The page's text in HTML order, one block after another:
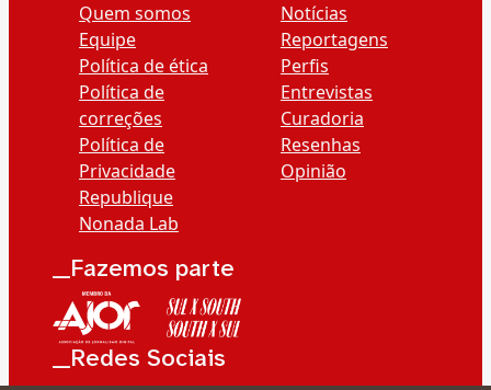
Quem somos
Equipe
Política de ética
Política de
correções
Política de
Privacidade
Republique
Nonada Lab
Notícias
Reportagens
Perfis
Entrevistas
Curadoria
Resenhas
Opinião
__Fazemos parte
__Redes Sociais